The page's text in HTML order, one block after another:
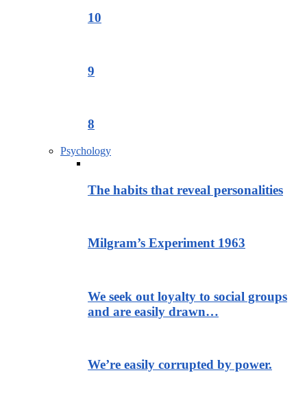
10
9
8
Psychology
The habits that reveal personalities
Milgram’s Experiment 1963
We seek out loyalty to social groups
and are easily drawn…
We’re easily corrupted by power.